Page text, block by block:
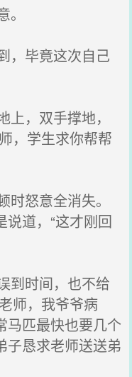
，毕竟这次自己
，双手撑地，
，学生求你帮帮
怒意全消失。
道，“这才刚回
到时间，也不给
师，我爷爷病
马匹最快也要几个
子恳求老师送送弟